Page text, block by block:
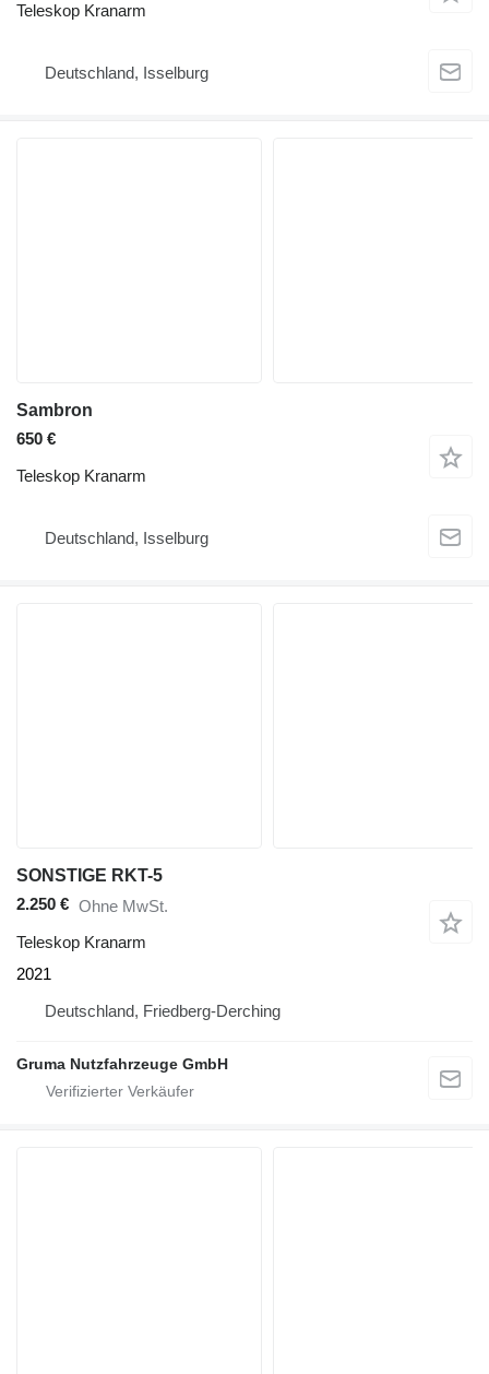
Teleskop Kranarm
Deutschland, Isselburg
Sambron
650 €
Teleskop Kranarm
Deutschland, Isselburg
SONSTIGE RKT-5
2.250 € Ohne MwSt.
Teleskop Kranarm
2021
Deutschland, Friedberg-Derching
Gruma Nutzfahrzeuge GmbH